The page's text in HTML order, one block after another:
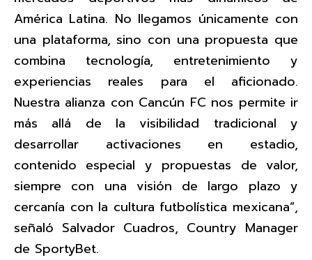
América Latina. No llegamos únicamente con
una plataforma, sino con una propuesta que
combina tecnología, entretenimiento y
experiencias reales para el aficionado.
Nuestra alianza con Cancún FC nos permite ir
más allá de la visibilidad tradicional y
desarrollar activaciones en estadio,
contenido especial y propuestas de valor,
siempre con una visión de largo plazo y
cercanía con la cultura futbolística mexicana”,
señaló Salvador Cuadros, Country Manager
de SportyBet.